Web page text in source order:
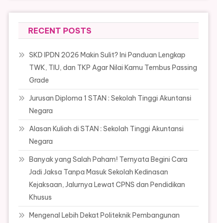
RECENT POSTS
SKD IPDN 2026 Makin Sulit? Ini Panduan Lengkap
TWK, TIU, dan TKP Agar Nilai Kamu Tembus Passing
Grade
Jurusan Diploma 1 STAN : Sekolah Tinggi Akuntansi
Negara
Alasan Kuliah di STAN : Sekolah Tinggi Akuntansi
Negara
Banyak yang Salah Paham! Ternyata Begini Cara
Jadi Jaksa Tanpa Masuk Sekolah Kedinasan
Kejaksaan, Jalurnya Lewat CPNS dan Pendidikan
Khusus
Mengenal Lebih Dekat Politeknik Pembangunan